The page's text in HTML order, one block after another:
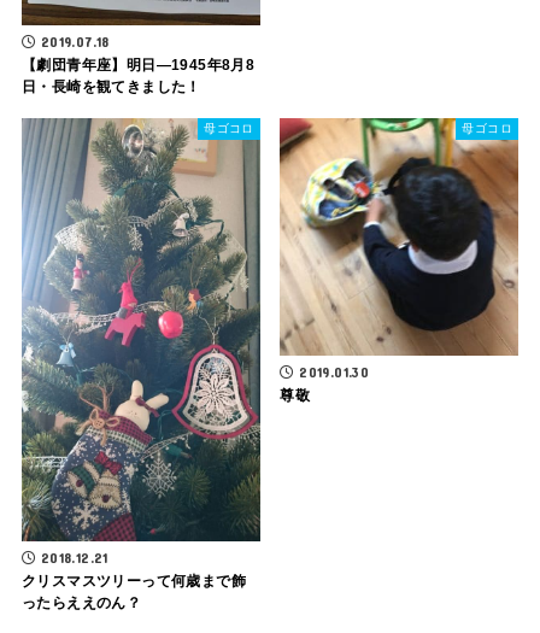
2019.07.18
【劇団青年座】明日―1945年8月8
日・長崎を観てきました！
母ゴコロ
2018.12.21
クリスマスツリーって何歳まで飾
ったらええのん？
母ゴコロ
2019.01.30
尊敬